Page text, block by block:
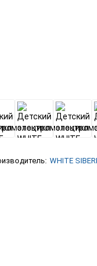
WHITE